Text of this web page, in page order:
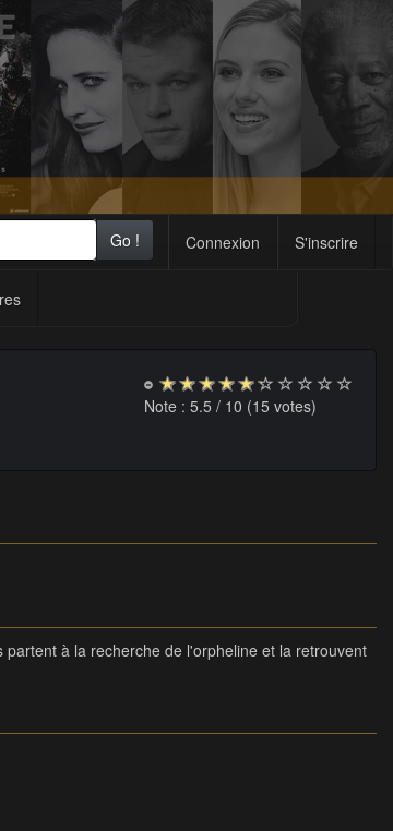
Connexion S'inscrire
Go !
Note : 5.5 / 10 (15 votes)
à la recherche de l'orpheline et la retrouvent